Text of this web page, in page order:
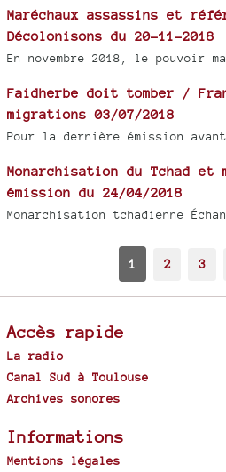
Maréchaux assassins et
Décolonisons du 20-11-2018
En novembre 2018, le pouvoir
Faidherbe doit tomber /
migrations 03/07/2018
Pour la dernière émission
Monarchisation du Tchad et
émission du 24/04/2018
Monarchisation tchadienne
1 2 3
Accès rapide
La radio
Canal Sud à Toulouse
Archives sonores
Informations
Mentions légales